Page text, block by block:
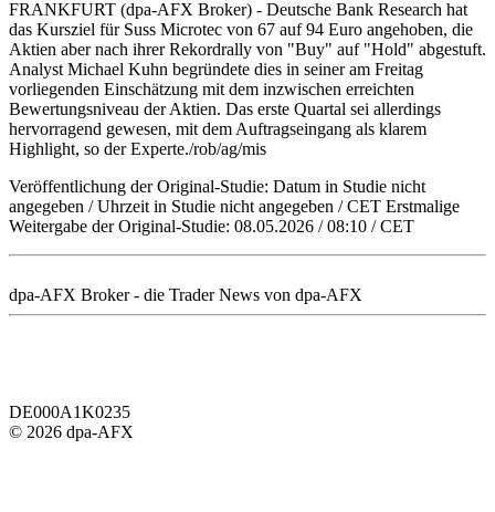
FRANKFURT (dpa-AFX Broker) - Deutsche Bank Research hat
das Kursziel für Suss Microtec von 67 auf 94 Euro angehoben, die
Aktien aber nach ihrer Rekordrally von "Buy" auf "Hold" abgestuft.
Analyst Michael Kuhn begründete dies in seiner am Freitag
vorliegenden Einschätzung mit dem inzwischen erreichten
Bewertungsniveau der Aktien. Das erste Quartal sei allerdings
hervorragend gewesen, mit dem Auftragseingang als klarem
Highlight, so der Experte./rob/ag/mis
Veröffentlichung der Original-Studie: Datum in Studie nicht
angegeben / Uhrzeit in Studie nicht angegeben / CET Erstmalige
Weitergabe der Original-Studie: 08.05.2026 / 08:10 / CET
dpa-AFX Broker - die Trader News von dpa-AFX
DE000A1K0235
© 2026 dpa-AFX